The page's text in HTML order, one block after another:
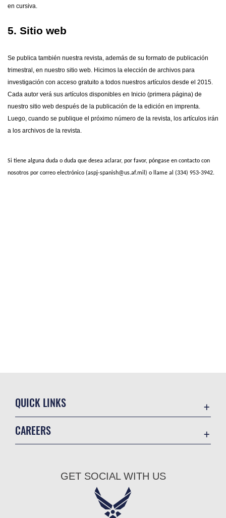
en cursiva.
5. Sitio web
Se publica también nuestra revista, además de su formato de publicación
trimestral, en nuestro sitio web. Hicimos la elección de archivos para
investigación con acceso gratuito a todos nuestros artículos desde el 2015.
Cada autor verá sus artículos disponibles en Inicio (primera página) de
nuestro sitio web después de la publicación de la edición en imprenta.
Luego, cuando se publique el próximo número de la revista, los artículos irán
a los archivos de la revista.
Si tiene alguna duda o duda que desea aclarar, por favor, póngase en contacto con
nosotros por correo electrónico (aspj-spanish@us.af.mil) o llame al (334) 953-3942.
QUICK LINKS
CAREERS
GET SOCIAL WITH US